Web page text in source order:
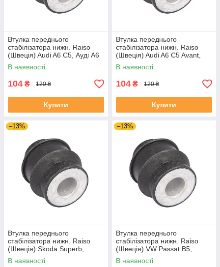
Втулка переднього
стабілізатора нижн. Raiso
(Швеція) Audi A6 C5, Ауді А6
Ц5 97- #RL-8D0317C
UANWQEO4
В наявності
104 ₴ 120 ₴
Купити
Втулка переднього
стабілізатора нижн. Raiso
(Швеція) Audi A6 C5 Avant,
Ауді А6 Ц5 97- #RL-8D0317C
UANWQEO4
В наявності
104 ₴ 120 ₴
Купити
–13%
Втулка переднього
стабілізатора нижн. Raiso
(Швеція) Skoda Superb,
Шкода СуперБ 01- #RL-
8D0317C UAODRMJ4
В наявності
–13%
Втулка переднього
стабілізатора нижн. Raiso
(Швеція) VW Passat B5,
Фольксваген Пасат Б5 #RL-
8D0317C UALDHBJ4
В наявності